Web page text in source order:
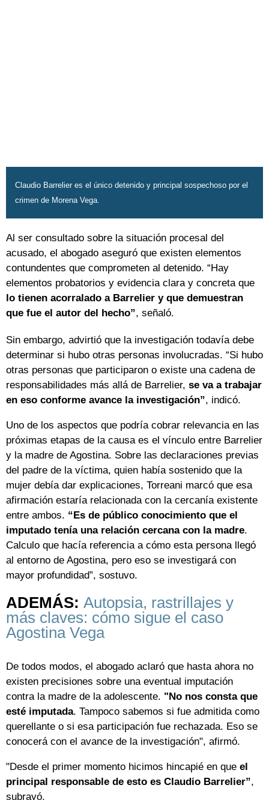
Claudio Barrelier es el único detenido y principal sospechoso por el
crimen de Morena Vega.
Al ser consultado sobre la situación procesal del
acusado, el abogado aseguró que existen elementos
contundentes que comprometen al detenido. “Hay
elementos probatorios y evidencia clara y concreta que
lo tienen acorralado a Barrelier y que demuestran
que fue el autor del hecho”, señaló.
Sin embargo, advirtió que la investigación todavía debe
determinar si hubo otras personas involucradas. “Si hubo
otras personas que participaron o existe una cadena de
responsabilidades más allá de Barrelier, se va a trabajar
en eso conforme avance la investigación”, indicó.
Uno de los aspectos que podría cobrar relevancia en las
próximas etapas de la causa es el vínculo entre Barrelier
y la madre de Agostina. Sobre las declaraciones previas
del padre de la víctima, quien había sostenido que la
mujer debía dar explicaciones, Torreani marcó que esa
afirmación estaría relacionada con la cercanía existente
entre ambos. “Es de público conocimiento que el
imputado tenía una relación cercana con la madre.
Calculo que hacía referencia a cómo esta persona llegó
al entorno de Agostina, pero eso se investigará con
mayor profundidad”, sostuvo.
ADEMÁS: Autopsia, rastrillajes y
más claves: cómo sigue el caso
Agostina Vega
De todos modos, el abogado aclaró que hasta ahora no
existen precisiones sobre una eventual imputación
contra la madre de la adolescente. "No nos consta que
esté imputada. Tampoco sabemos si fue admitida como
querellante o si esa participación fue rechazada. Eso se
conocerá con el avance de la investigación", afirmó.
"Desde el primer momento hicimos hincapié en que el
principal responsable de esto es Claudio Barrelier”,
subrayó.